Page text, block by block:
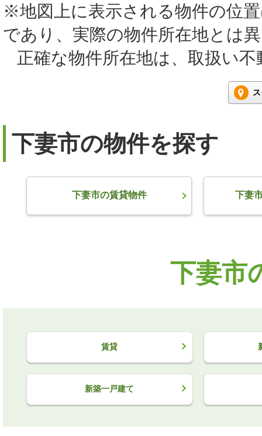
※地図上に表示される物件の位
であり、実際の物件所在地とは
正確な物件所在地は、取扱い
下妻市の物件を探す
下妻市の賃貸物件 下妻
下妻市
賃貸
新築一戸建て